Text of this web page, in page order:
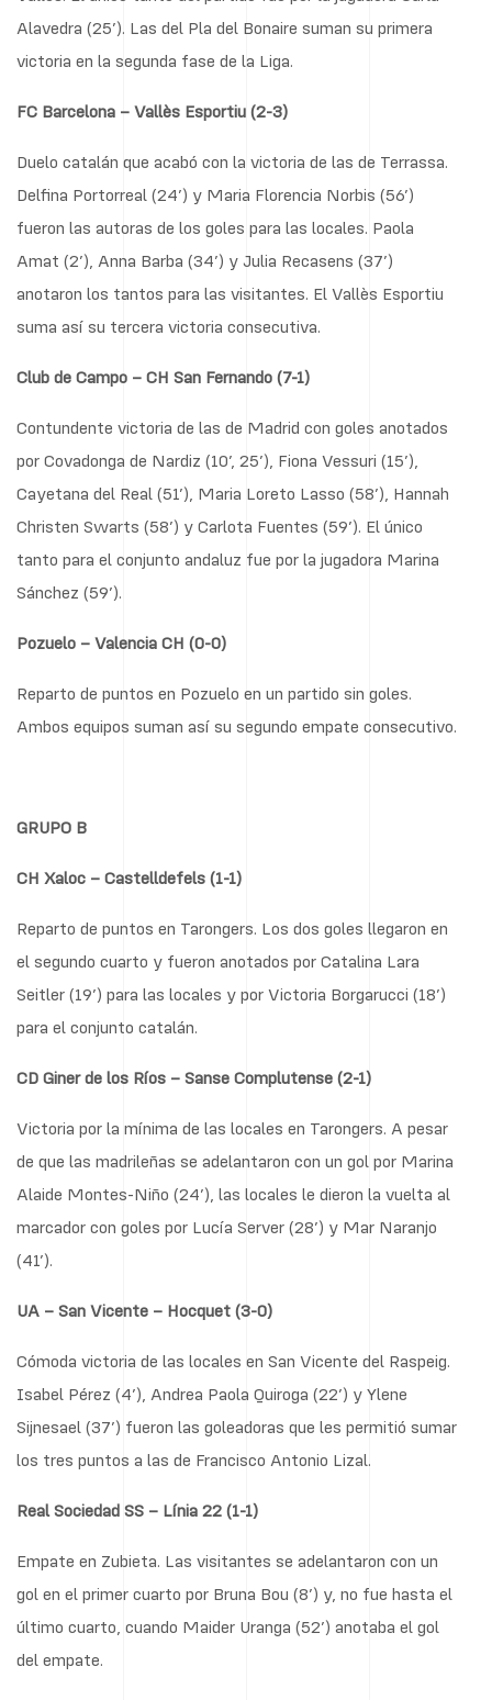
Alavedra (25’). Las del Pla del Bonaire suman su primera
victoria en la segunda fase de la Liga.
FC Barcelona – Vallès Esportiu (2-3)
Duelo catalán que acabó con la victoria de las de Terrassa.
Delfina Portorreal (24’) y Maria Florencia Norbis (56’)
fueron las autoras de los goles para las locales. Paola
Amat (2’), Anna Barba (34’) y Julia Recasens (37’)
anotaron los tantos para las visitantes. El Vallès Esportiu
suma así su tercera victoria consecutiva.
Club de Campo – CH San Fernando (7-1)
Contundente victoria de las de Madrid con goles anotados
por Covadonga de Nardiz (10’, 25’), Fiona Vessuri (15’),
Cayetana del Real (51’), Maria Loreto Lasso (58’), Hannah
Christen Swarts (58’) y Carlota Fuentes (59’). El único
tanto para el conjunto andaluz fue por la jugadora Marina
Sánchez (59’).
Pozuelo – Valencia CH (0-0)
Reparto de puntos en Pozuelo en un partido sin goles.
Ambos equipos suman así su segundo empate consecutivo.
GRUPO B
CH Xaloc – Castelldefels (1-1)
Reparto de puntos en Tarongers. Los dos goles llegaron en
el segundo cuarto y fueron anotados por Catalina Lara
Seitler (19’) para las locales y por Victoria Borgarucci (18’)
para el conjunto catalán.
CD Giner de los Ríos – Sanse Complutense (2-1)
Victoria por la mínima de las locales en Tarongers. A pesar
de que las madrileñas se adelantaron con un gol por Marina
Alaide Montes-Niño (24’), las locales le dieron la vuelta al
marcador con goles por Lucía Server (28’) y Mar Naranjo
(41’).
UA – San Vicente – Hocquet (3-0)
Cómoda victoria de las locales en San Vicente del Raspeig.
Isabel Pérez (4’), Andrea Paola Quiroga (22’) y Ylene
Sijnesael (37’) fueron las goleadoras que les permitió sumar
los tres puntos a las de Francisco Antonio Lizal.
Real Sociedad SS – Línia 22 (1-1)
Empate en Zubieta. Las visitantes se adelantaron con un
gol en el primer cuarto por Bruna Bou (8’) y, no fue hasta el
último cuarto, cuando Maider Uranga (52’) anotaba el gol
del empate.